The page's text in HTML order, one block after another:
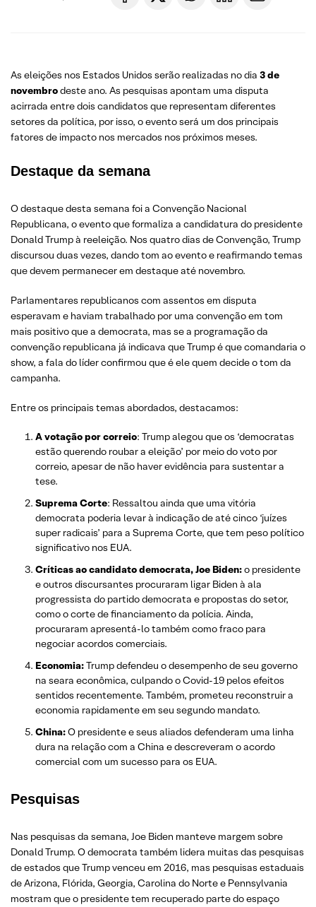
As eleições nos Estados Unidos serão realizadas no dia 3 de
novembrodeste ano. As pesquisas apontam uma disputa
acirrada entre dois candidatos que representam diferentes
setores da política, por isso, o evento será um dos principais
fatores de impacto nos mercados nos próximos meses.
Destaque da semana
O destaque desta semana foi a Convenção Nacional
Republicana, o evento que formaliza a candidatura do presidente
Donald Trump à reeleição. Nos quatro dias de Convenção, Trump
discursou duas vezes, dando tom ao evento e reafirmando temas
que devem permanecer em destaque até novembro.
Parlamentares republicanos com assentos em disputa
esperavam e haviam trabalhado por uma convenção em tom
mais positivo que a democrata, mas se a programação da
convenção republicana já indicava que Trump é que comandaria o
show, a fala do líder confirmou que é ele quem decide o tom da
campanha.
Entre os principais temas abordados, destacamos:
A votação por correio: Trump alegou que os ‘democratas
estão querendo roubar a eleição’ por meio do voto por
correio, apesar de não haver evidência para sustentar a
tese.
Suprema Corte: Ressaltou ainda que uma vitória
democrata poderia levar à indicação de até cinco ‘juízes
super radicais’ para a Suprema Corte, que tem peso político
significativo nos EUA.
Críticas ao candidato democrata, Joe Biden:o presidente
e outros discursantes procuraram ligar Biden à ala
progressista do partido democrata e propostas do setor,
como o corte de financiamento da polícia. Ainda,
procuraram apresentá-lo também como fraco para
negociar acordos comerciais.
Economia:Trump defendeu o desempenho de seu governo
na seara econômica, culpando o Covid-19 pelos efeitos
sentidos recentemente. Também, prometeu reconstruir a
economia rapidamente em seu segundo mandato.
China:O presidente e seus aliados defenderam uma linha
dura na relação com a China e descreveram o acordo
comercial com um sucesso para os EUA.
Pesquisas
Nas pesquisas da semana, Joe Biden manteve margem sobre
Donald Trump. O democrata também lidera muitas das pesquisas
de estados que Trump venceu em 2016, mas pesquisas estaduais
de Arizona, Flórida, Georgia, Carolina do Norte e Pennsylvania
mostram que o presidente tem recuperado parte do espaço